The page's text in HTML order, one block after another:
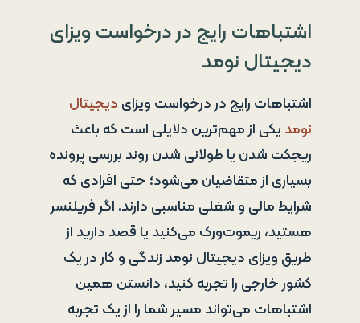
اشتباهات رایج در درخواست ویزای
دیجیتال نومد
اشتباهات رایج در درخواست ویزای دیجیتال
نومد یکی از مهم‌ترین دلایلی است که باعث
ریجکت شدن یا طولانی شدن روند بررسی پرونده
بسیاری از متقاضیان می‌شود؛ حتی افرادی که
شرایط مالی و شغلی مناسبی دارند. اگر فریلنسر
هستید، ریموت‌ورک می‌کنید یا قصد دارید از
طریق ویزای دیجیتال نومد زندگی و کار در یک
کشور خارجی را تجربه کنید، دانستن همین
اشتباهات می‌تواند مسیر شما را از یک تجربه